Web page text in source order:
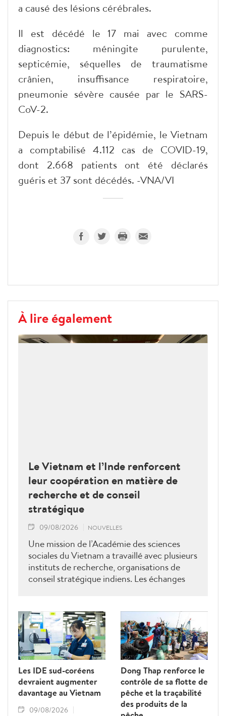
a causé des lésions cérébrales.
Il est décédé le 17 mai avec comme
diagnostics: méningite purulente,
septicémie, séquelles de traumatisme
crânien, insuffisance respiratoire,
pneumonie sévère causée par le SARS-
CoV-2.
Depuis le début de l’épidémie, le Vietnam
a comptabilisé 4.112 cas de COVID-19,
dont 2.668 patients ont été déclarés
guéris et 37 sont décédés. -VNA/VI
À lire également
Le Vietnam et l’Inde renforcent
leur coopération en matière de
recherche et de conseil
stratégique
09/08/2026 NOUVELLES
Une mission de l’Académie des sciences
sociales du Vietnam a travaillé avec plusieurs
instituts de recherche, organisations de
conseil stratégique indiens. Les échanges
formation, de conseil stratégique et de mise
en réseau académique, contribuant ainsi à
approfondir le partenariat stratégique
global renforcé entre le Vietnam et l’Inde.
Les IDE sud-coréens
devraient augmenter
davantage au Vietnam
09/08/2026
Dong Thap renforce le
contrôle de sa flotte de
pêche et la traçabilité
des produits de la